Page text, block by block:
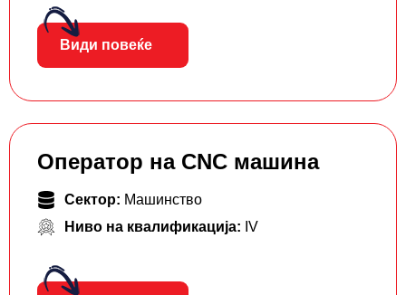
Види повеќе
Оператор на CNC машина
Сектор: Машинство
Ниво на квалификација: IV